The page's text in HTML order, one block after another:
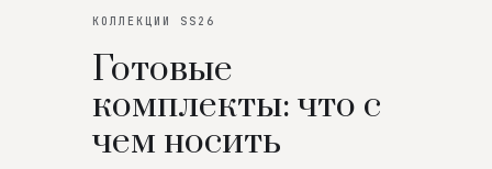
КОЛЛЕКЦИИ SS26
Готовые
комплекты: что с
чем носить